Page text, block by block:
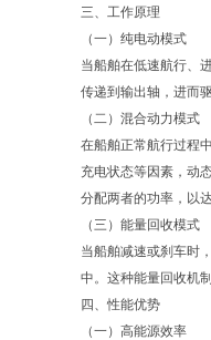
三、工作原理
（一）纯电动模式
当船舶在低速航行、
传递到输出轴，进而
（二）混合动力模式
在船舶正常航行过程
充电状态等因素，动
分配两者的功率，以
（三）能量回收模式
当船舶减速或刹车时
中。这种能量回收机
四、性能优势
（一）高能源效率